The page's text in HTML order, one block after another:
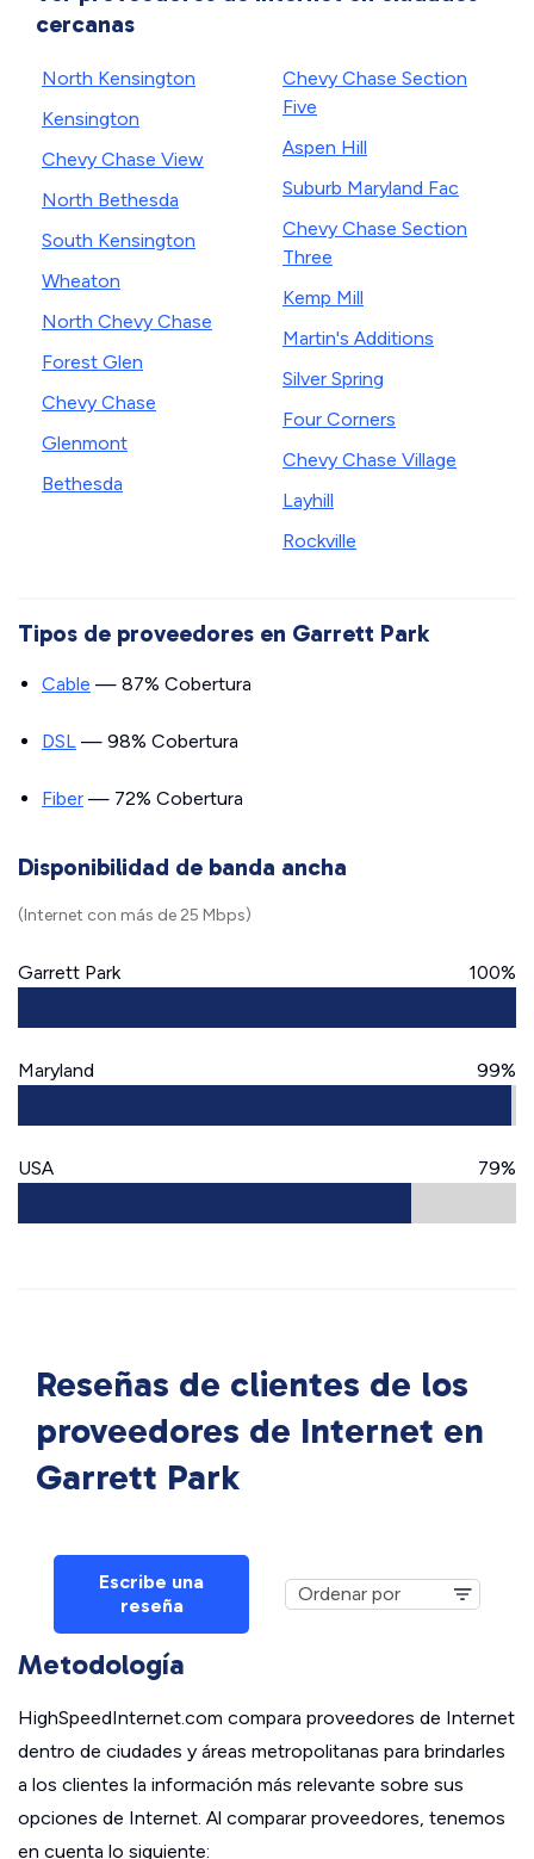
cercanas
North Kensington
Kensington
Chevy Chase View
North Bethesda
South Kensington
Wheaton
North Chevy Chase
Forest Glen
Chevy Chase
Glenmont
Bethesda
Chevy Chase Section
Five
Aspen Hill
Suburb Maryland Fac
Chevy Chase Section
Three
Kemp Mill
Martin's Additions
Silver Spring
Four Corners
Chevy Chase Village
Layhill
Rockville
Tipos de proveedores en Garrett Park
Cable — 87% Cobertura
DSL — 98% Cobertura
Fiber — 72% Cobertura
Disponibilidad de banda ancha
(Internet con más de 25 Mbps)
Garrett Park 100%
Maryland 99%
USA 79%
Reseñas de clientes de los
proveedores de Internet en
Garrett Park
Escribe una
reseña
Metodología
HighSpeedInternet.com compara proveedores de Internet
dentro de ciudades y áreas metropolitanas para brindarles
a los clientes la información más relevante sobre sus
opciones de Internet. Al comparar proveedores, tenemos
en cuenta lo siguiente: